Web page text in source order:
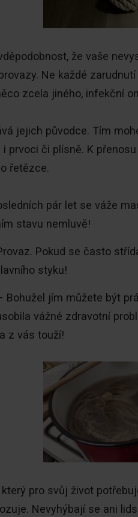
že vaše
Ne každé
zcela jiného, infekční
jejich původce. Tím
i prvoci či plísně. K
řetězce.
pár let se váže
stavu nemluvě!
Pokud se často
styku!
Bohužel jím můžete být
vážné zdravotní
z vás touží!
pro svůj život
Nevyhýbají se ani